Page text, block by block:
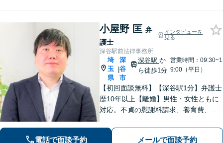
小屋野 匡 弁
護士
インタビューを
見る
深谷駅前法律事務所
埼
玉
県
|
深
谷
市
深谷駅 か
ら徒歩1分
営業時間：09:30~1
9:00（平日）
【初回面談無料】【深谷駅1分】弁護士
歴10年以上【離婚】男性・女性ともに
対応。不貞の慰謝料請求、養育費、協
棄、遺留分、遺言書の作成など。出張
電話で面談予約 メールで面談予約